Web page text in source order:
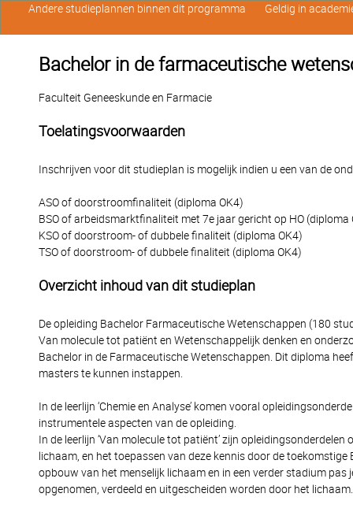
Bachelor in de farmaceutische
Faculteit Geneeskunde en Farmacie
Toelatingsvoorwaarden
Inschrijven voor dit studieplan is mogelijk indien u een van de
ASO of doorstroomfinaliteit (diploma OK4)
BSO of arbeidsmarktfinaliteit met 7e jaar gericht op HO (diploma
KSO of doorstroom- of dubbele finaliteit (diploma OK4)
TSO of doorstroom- of dubbele finaliteit (diploma OK4)
Overzicht inhoud van dit studieplan
De opleiding Bachelor Farmaceutische Wetenschappen (180
Van molecule tot patiënt en Wetenschappelijk denken en
Bachelor in de Farmaceutische Wetenschappen. Dit diploma
masters te kunnen instappen.
In de leerlijn ‘Chemie en Analyse’ komen vooral
instrumentele aspecten van de opleiding.
In de leerlijn ‘Van molecule tot patiënt’ zijn
lichaam, en het toepassen van deze kennis door de
opbouw van het menselijk lichaam en in een verder stadium
opgenomen, verdeeld en uitgescheiden worden door het lichaam.
Andere studieplannen binnen dit programma Geldig in